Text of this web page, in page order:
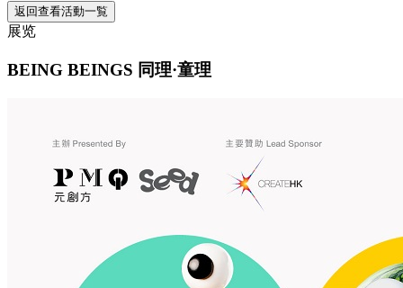
返回查看活動一覧
展览
BEING BEINGS 同理·童理